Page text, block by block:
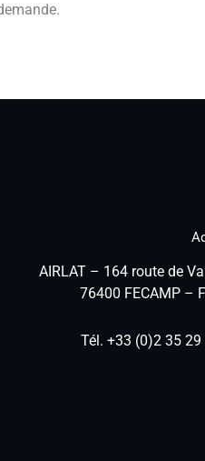
AIRLAT – 164 route de
76400 FECAMP –
Tél. +33 (0)2 35 29